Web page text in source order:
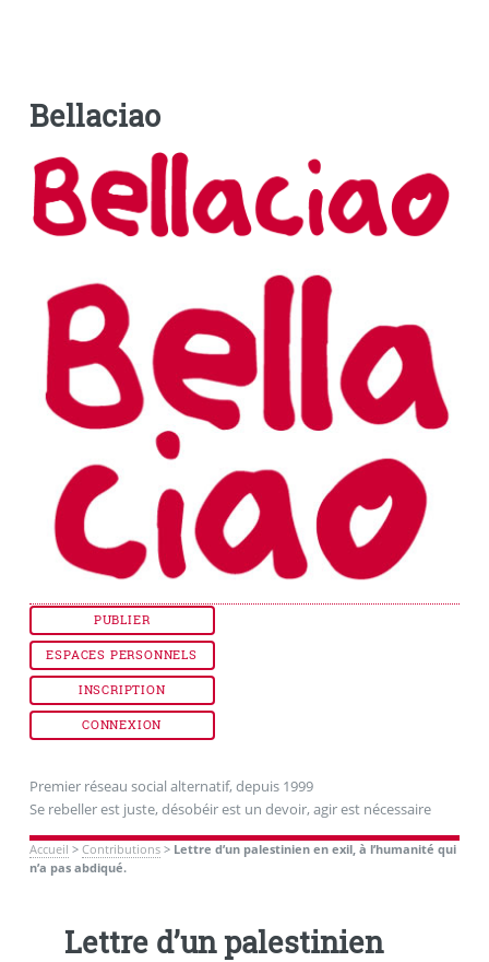
Bellaciao
PUBLIER
ESPACES PERSONNELS
INSCRIPTION
CONNEXION
Premier réseau social alternatif, depuis 1999
Se rebeller est juste, désobéir est un devoir, agir est nécessaire
Accueil > Contributions> Lettre d’un palestinien en exil, à l’humanité qui
n’a pas abdiqué.
Lettre d’un palestinien